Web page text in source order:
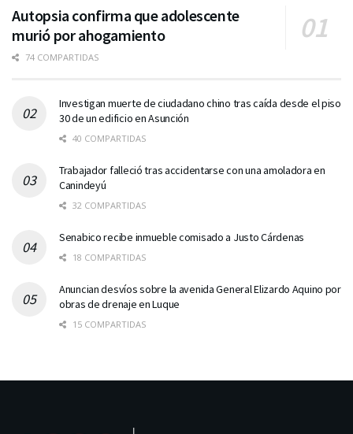
Autopsia confirma que adolescente
murió por ahogamiento
74 COMPARTIDAS
Investigan muerte de ciudadano chino tras caída desde el piso
30 de un edificio en Asunción
40 COMPARTIDAS
Trabajador falleció tras accidentarse con una amoladora en
Canindeyú
32 COMPARTIDAS
Senabico recibe inmueble comisado a Justo Cárdenas
18 COMPARTIDAS
Anuncian desvíos sobre la avenida General Elizardo Aquino por
obras de drenaje en Luque
15 COMPARTIDAS